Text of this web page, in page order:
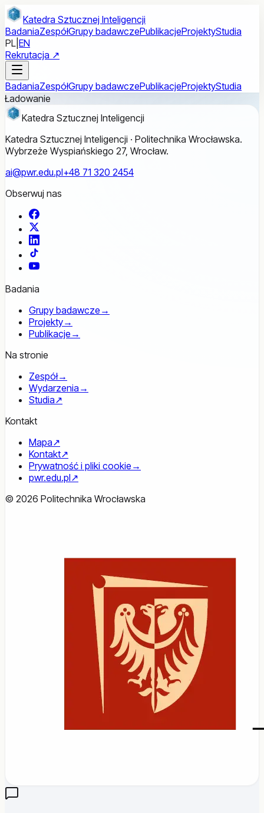
Przejdź do treści głównej
Katedra Sztucznej Inteligencji
BadaniaZespółGrupy badawczePublikacjeProjektyStudia
PL EN
Rekrutacja ↗
BadaniaZespółGrupy badawczePublikacjeProjektyStudia
Ładowanie
Katedra Sztucznej Inteligencji
Katedra Sztucznej Inteligencji · Politechnika Wrocławska.
Wybrzeże Wyspiańskiego 27, Wrocław.
ai@pwr.edu.pl+48 71 320 2454
Obserwuj nas
Facebook
YouTube
Badania
Grupy badawcze →
Projekty→
Publikacje →
Na stronie
Zespół→
Wydarzenia →
Studia↗
Kontakt
Mapa↗
Kontakt↗
Prywatność i pliki cookie →
pwr.edu.pl↗
© 2026 Politechnika Wrocławska